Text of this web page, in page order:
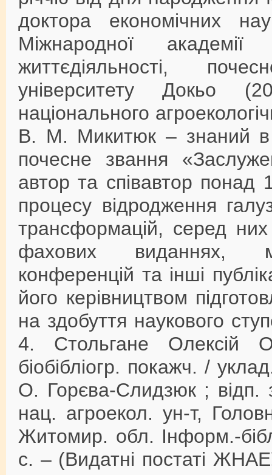
доктора економічних
Міжнародної
життєдіяльності,
університету Докьо
національного
В. М. Микитюк – знаний в
почесне звання
автор та співавтор понад
процесу відродження
трансформацій, серед
фахових виданнях,
конференцій та інші
його керівництвом
на здобуття наукового
4. Стольгане Олексій
біобібліогр. покажч. /
О. Горєва-Слидзюк ;
нац. агроекол. ун-т,
Житомир. обл. Інформ.-
с. – (Видатні постаті